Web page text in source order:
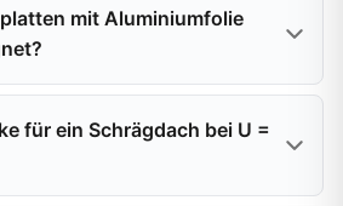
mit Aluminiumfolie
für ein Schrägdach bei U =